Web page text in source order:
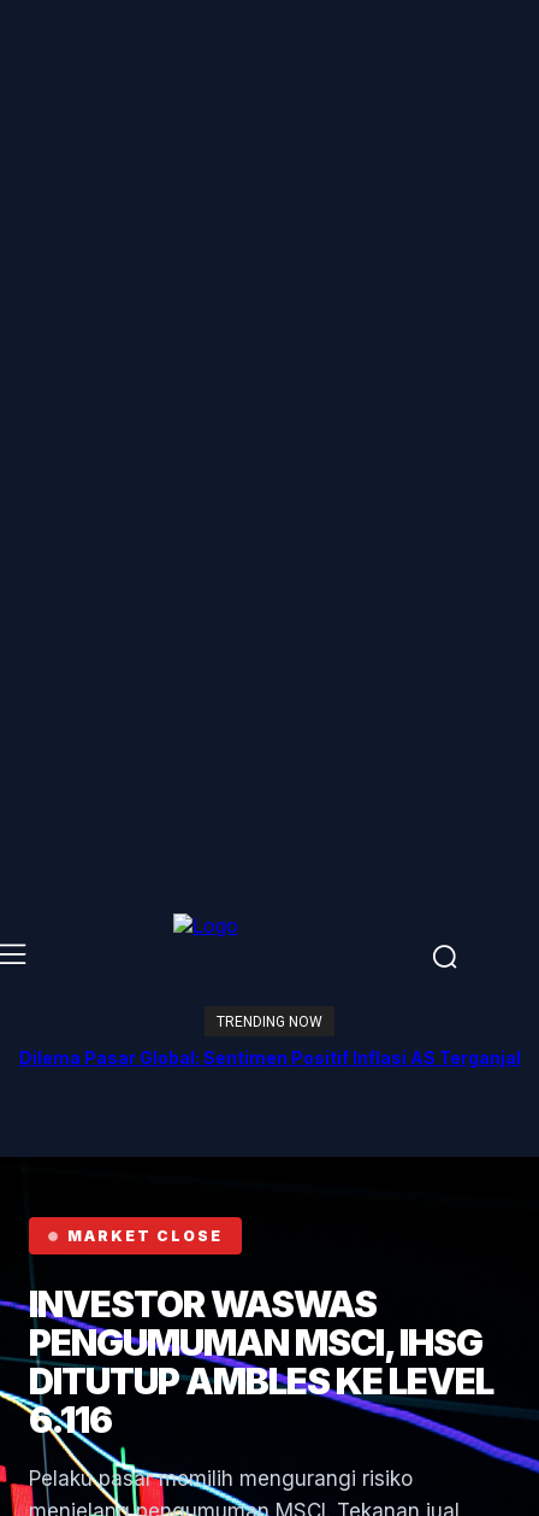
TRENDING NOW
Dilema Pasar Global: Sentimen Positif Inflasi AS Terganjal
MARKET CLOSE
INVESTOR WASWAS
PENGUMUMAN MSCI, IHSG
DITUTUP AMBLES KE LEVEL
6.116
Pelaku pasar memilih mengurangi risiko
menjelang pengumuman MSCI. Tekanan jual